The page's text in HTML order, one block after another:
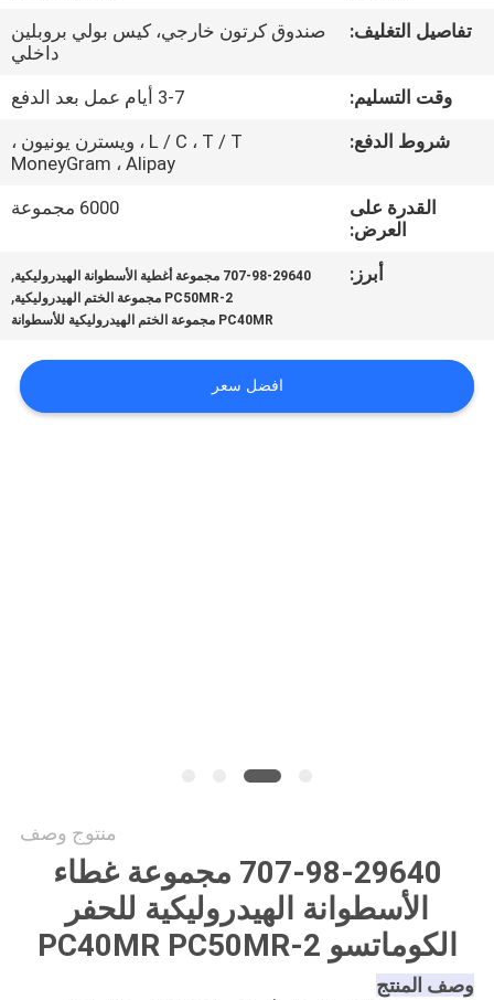
اتصل
أخبار
جميع
اقتباس
تفاصيل التغليف:
صندوق كرتون خارجي، كيس بولي بروبلين
داخلي
وقت التسليم:
3-7 أيام عمل بعد الدفع
شروط الدفع:
L / C ، T / T ، ويسترن يونيون ،
MoneyGram ، Alipay
القدرة على
العرض:
6000 مجموعة
أبرز: 707-98-29640 مجموعة أغطية الأسطوانة الهيدروليكية ,
PC50MR-2 مجموعة الختم الهيدروليكية ,
PC40MR مجموعة الختم الهيدروليكية للأسطوانة
افضل سعر
منتوج وصف
707-98-29640 مجموعة غطاء
الأسطوانة الهيدروليكية للحفر
الكوماتسو PC40MR PC50MR-2
وصف المنتج